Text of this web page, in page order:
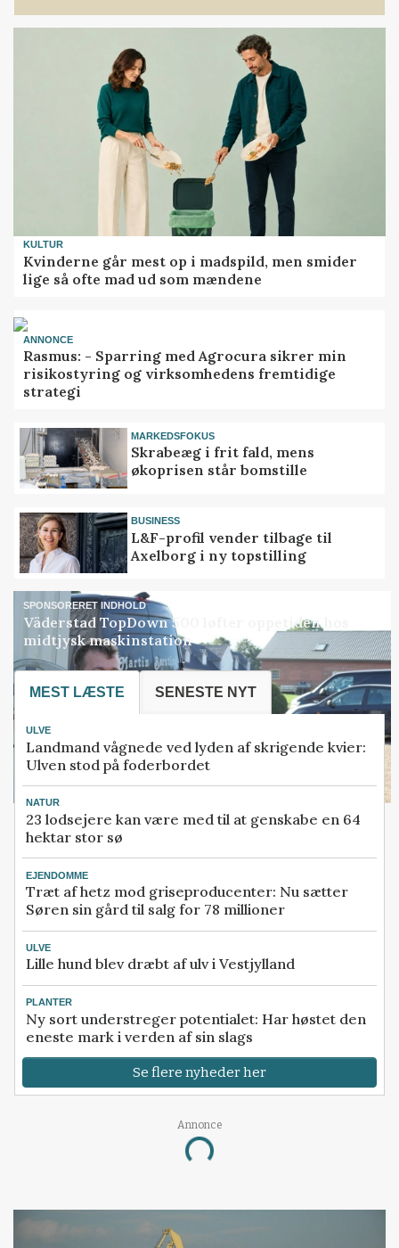
KULTUR
Kvinderne går mest op i madspild, men smider
lige så ofte mad ud som mændene
ANNONCE
Rasmus: - Sparring med Agrocura sikrer min
risikostyring og virksomhedens fremtidige
strategi
MARKEDSFOKUS
Skrabeæg i frit fald, mens
økoprisen står bomstille
BUSINESS
L&F-profil vender tilbage til
Axelborg i ny topstilling
SPONSORERET INDHOLD
Väderstad TopDown 500 løfter oppetiden hos
midtjysk maskinstation
MEST LÆSTE SENESTE NYT
ULVE
Landmand vågnede ved lyden af skrigende kvier:
Ulven stod på foderbordet
NATUR
23 lodsejere kan være med til at genskabe en 64
hektar stor sø
EJENDOMME
Træt af hetz mod griseproducenter: Nu sætter
Søren sin gård til salg for 78 millioner
ULVE
Lille hund blev dræbt af ulv i Vestjylland
PLANTER
Ny sort understreger potentialet: Har høstet den
eneste mark i verden af sin slags
Se flere nyheder her
Annonce
Loading...